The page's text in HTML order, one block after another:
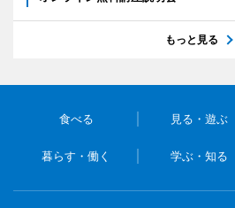
もっと見る
食べる 見る・遊ぶ
暮らす・働く 学ぶ・知る